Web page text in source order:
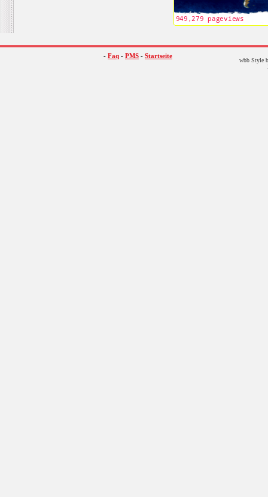
- Faq - PMS - Startseite
wbb Style